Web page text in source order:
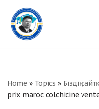
Skip
to
Home » Topics » Біздің
prix maroc colchicine